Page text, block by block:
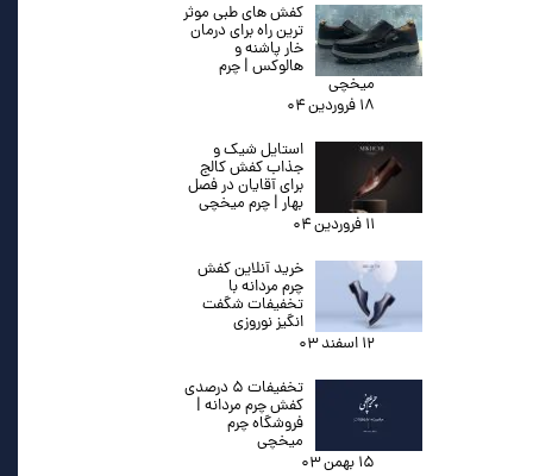
کفش های طبی موثر
ترین راه برای درمان
خار پاشنه و
هالوکس | چرم
میخچی
۱۸ فروردین ۰۴
استایل شیک و
جذاب کفش کالج
برای آقایان در فصل
بهار | چرم میخچی
۱۱ فروردین ۰۴
خرید آنلاین کفش
چرم مردانه با
تخفیفات شگفت
انگیز نوروزی
۱۲ اسفند ۰۳
تخفیفات ۵ درصدی
کفش چرم مردانه |
فروشگاه چرم
میخچی
۱۵ بهمن ۰۳